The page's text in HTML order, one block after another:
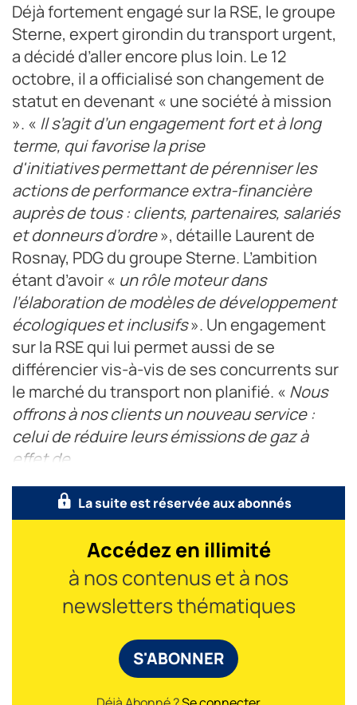
Déjà fortement engagé sur la RSE, le groupe
Sterne, expert girondin du transport urgent,
a décidé d’aller encore plus loin. Le 12
octobre, il a officialisé son changement de
statut en devenant « une société à mission
». « Il s’agit d’un engagement fort et à long
terme, qui favorise la prise
d'initiatives permettant de pérenniser les
actions de performance extra-financière
auprès de tous : clients, partenaires, salariés
et donneurs d’ordre», détaille Laurent de
Rosnay, PDG du groupe Sterne. L’ambition
étant d’avoir « un rôle moteur dans
l’élaboration de modèles de développement
écologiques et inclusifs». Un engagement
sur la RSE qui lui permet aussi de se
différencier vis-à-vis de ses concurrents sur
le marché du transport non planifié. « Nous
offrons à nos clients un nouveau service :
celui de réduire leurs émissions de gaz à
effet de
La suite est réservée aux abonnés
Accédez en illimité
à nos contenus et à nos
newsletters thématiques
S'ABONNER